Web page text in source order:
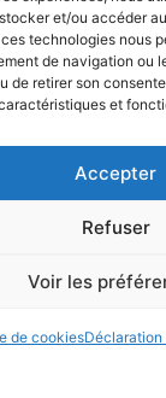
et/ou accéder
technologies nous
de navigation ou
de retirer son
et
Accepter
Refuser
Voir les
de cookies